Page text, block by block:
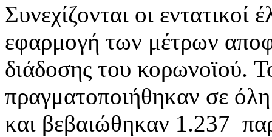
Συνεχίζονται οι
εφαρμογή των μέτρων
διάδοσης του κορωνοϊού.
πραγματοποιήθηκαν σε όλη
και βεβαιώθηκαν 1.237